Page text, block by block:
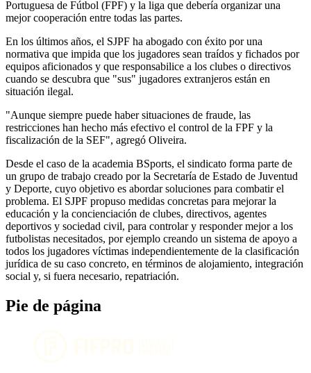
Portuguesa de Fútbol (FPF) y la liga que debería organizar una
mejor cooperación entre todas las partes.
En los últimos años, el SJPF ha abogado con éxito por una
normativa que impida que los jugadores sean traídos y fichados por
equipos aficionados y que responsabilice a los clubes o directivos
cuando se descubra que "sus" jugadores extranjeros están en
situación ilegal.
"Aunque siempre puede haber situaciones de fraude, las
restricciones han hecho más efectivo el control de la FPF y la
fiscalización de la SEF", agregó Oliveira.
Desde el caso de la academia BSports, el sindicato forma parte de
un grupo de trabajo creado por la Secretaría de Estado de Juventud
y Deporte, cuyo objetivo es abordar soluciones para combatir el
problema. El SJPF propuso medidas concretas para mejorar la
educación y la concienciación de clubes, directivos, agentes
deportivos y sociedad civil, para controlar y responder mejor a los
futbolistas necesitados, por ejemplo creando un sistema de apoyo a
todos los jugadores víctimas independientemente de la clasificación
jurídica de su caso concreto, en términos de alojamiento, integración
social y, si fuera necesario, repatriación.
Pie de página